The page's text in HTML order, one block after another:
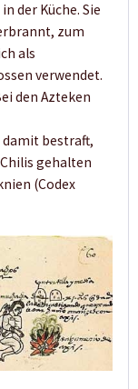
der Küche. Sie
zum
als
verwendet.
den Azteken
bestraft,
gehalten
(Codex